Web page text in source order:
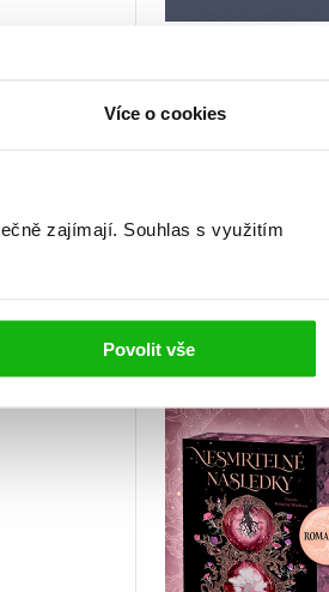
Více o cookies
zajímají. Souhlas s využitím
Povolit vše